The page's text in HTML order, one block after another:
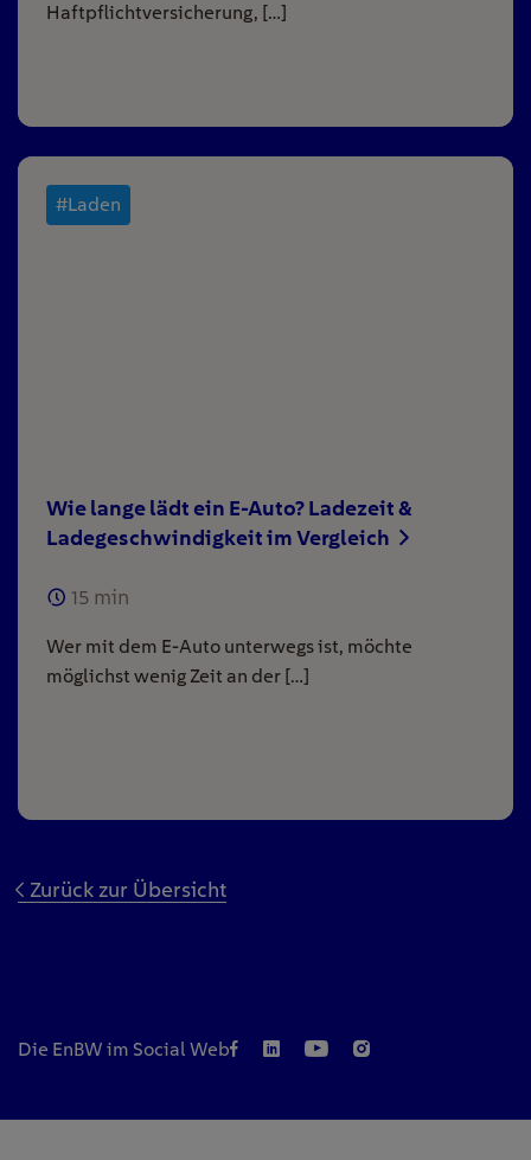
Haftpflichtversicherung, […]
#Laden
Wie lange lädt ein E-Auto? Ladezeit &
Ladegeschwindigkeit im Vergleich
15 min
Wer mit dem E-Auto unterwegs ist, möchte
möglichst wenig Zeit an der […]
Zurück zur Übersicht
Die EnBW im Social Web